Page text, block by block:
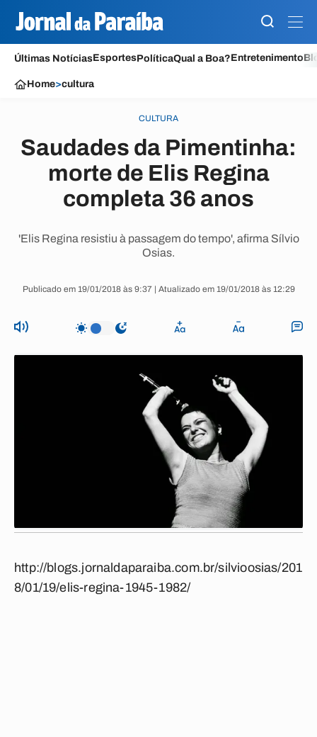
Últimas NotíciasEsportesPolíticaQual a Boa?Entretenimento
Home>cultura
CULTURA
Saudades da Pimentinha:
morte de Elis Regina
completa 36 anos
'Elis Regina resistiu à passagem do tempo', afirma Sílvio
Osias.
Publicado em 19/01/2018 às 9:37 | Atualizado em 19/01/2018 às 12:29
http://blogs.jornaldaparaiba.com.br/silvioosias/201
8/01/19/elis-regina-1945-1982/